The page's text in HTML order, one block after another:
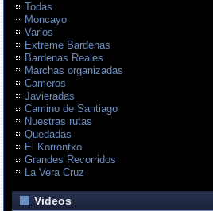
Todas
Moncayo
Varios
Extreme Bardenas
Bardenas Reales
Marchas organizadas
Cameros
Javieradas
Camino de Santiago
Nuestras rutas
Quedadas
El Korrontxo
Grandes Recorridos
La Vera Cruz
Videos